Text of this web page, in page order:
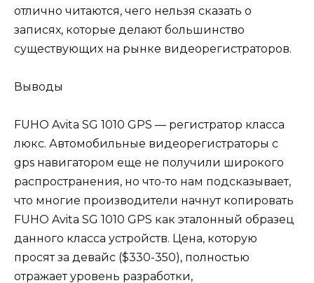
отлично читаются, чего нельзя сказать о
записях, которые делают большинство
существующих на рынке видеорегистраторов.
Выводы
FUHO Avita SG 1010 GPS — регистратор класса
люкс. Автомобильные видеорегистраторы с
gps навигатором еще не получили широкого
распространения, но что-то нам подсказывает,
что многие производители начнут копировать
FUHO Avita SG 1010 GPS как эталонный образец
данного класса устройств. Цена, которую
просят за девайс ($330-350), полностью
отражает уровень разработки,